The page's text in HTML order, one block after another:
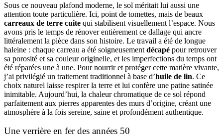
Sous ce nouveau plafond moderne, le sol méritait lui aussi une
attention toute particulière. Ici, point de tomettes, mais de beaux
carreaux de terre cuite qui stabilisent visuellement l’espace. Nous
avons pris le temps de rénover entièrement ce dallage qui ancre
littéralement la pièce dans son histoire. Le travail a été de longue
haleine : chaque carreau a été soigneusement décapé pour retrouver
sa porosité et sa couleur originelle, et les imperfections du temps ont
été réparées une à une. Pour nourrir et protéger cette matière vivante,
j’ai privilégié un traitement traditionnel à base d’huile de lin. Ce
choix naturel laisse respirer la terre et lui confère une patine satinée
inimitable. Aujourd’hui, la chaleur chromatique de ce sol répond
parfaitement aux pierres apparentes des murs d’origine, créant une
atmosphère à la fois sereine, saine et profondément authentique.
Une verrière en fer des années 50